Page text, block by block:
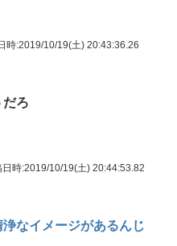
時:2019/10/19(土) 20:43:36.26
ろ
日時:2019/10/19(土) 20:44:53.82
なイメージがあるんじ